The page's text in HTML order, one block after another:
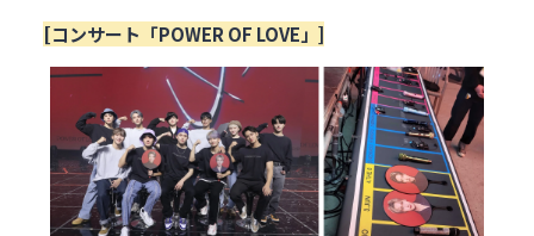
[コンサート「POWER OF LOVE」]